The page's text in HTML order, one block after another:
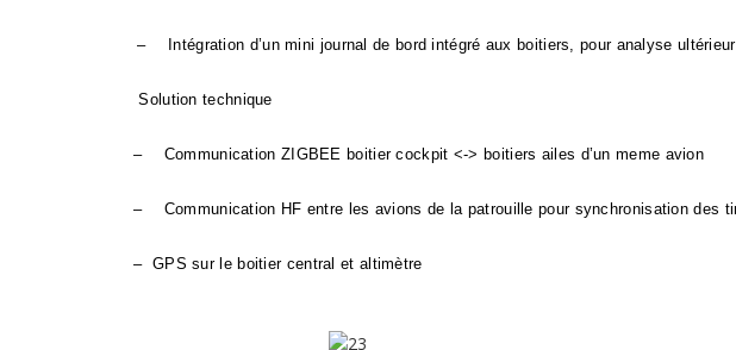
– Intégration d’un mini journal de bord intégré aux boitiers, pour analyse ultérieur
Solution technique
– Communication ZIGBEE boitier cockpit <-> boitiers ailes d’un meme avion
– Communication HF entre les avions de la patrouille pour synchronisation des
– GPS sur le boitier central et altimètre